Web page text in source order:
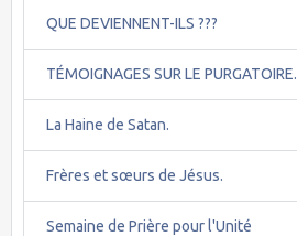
QUE DEVIENNENT-ILS ???
TÉMOIGNAGES SUR LE PURGATOIRE.
La Haine de Satan.
Frères et sœurs de Jésus.
Semaine de Prière pour l'Unité